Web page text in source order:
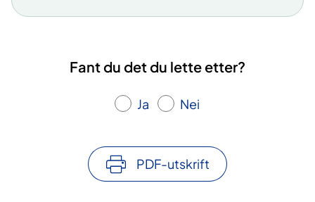
kommune (KK) bygger sammen. Det
innebærer blant annet:
Fant du det du lette etter?
Ja Nei
PDF-utskrift